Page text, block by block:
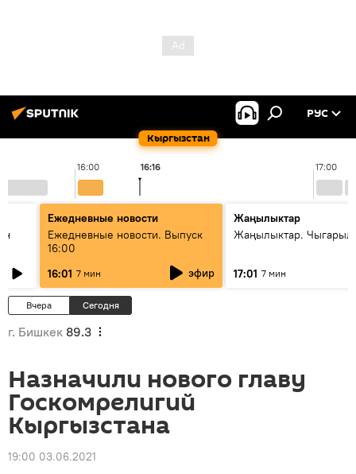
Кыргызстан
РУС
16:00 17:00
16:16
Ежедневные новости
Ежедневные новости. Выпуск
16:00
16:01 7 мин эфир
Жаңылыктар
Жаңылыктар.
17:01 7 мин
Вчера Сегодня
г. Бишкек 89.3
Назначили нового главу
Госкомрелигий
Кыргызстана
19:00 03.06.2021